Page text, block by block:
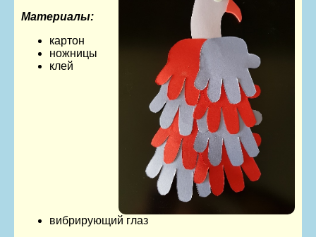
Материалы:
картон
ножницы
клей
вибрирующий глаз